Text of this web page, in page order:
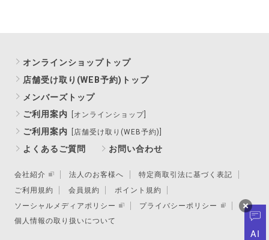
オンラインショップトップ
店舗受け取り(WEB予約)トップ
メンバーズトップ
ご利用案内
[オンラインショップ]
ご利用案内 [店舗受け取り(WEB予約)]
よくあるご質問 お問い合わせ
会社紹介 法人のお客様へ
特定商取引法に基づく表記
ご利用規約
会員規約
ポイント規約
ソーシャルメディアポリシー
プライバシーポリシー
個人情報の取り扱いについて
AI